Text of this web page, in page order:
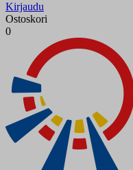
Kirjaudu
Ostoskori
0